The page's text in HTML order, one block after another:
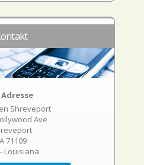
Adresse
Shreveport
Ave
71109
Louisiana